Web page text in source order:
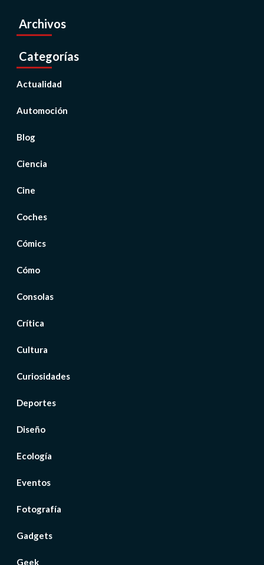
Archivos
Categorías
Actualidad
Automoción
Blog
Ciencia
Cine
Coches
Cómics
Cómo
Consolas
Crítica
Cultura
Curiosidades
Deportes
Diseño
Ecología
Eventos
Fotografía
Gadgets
Geek